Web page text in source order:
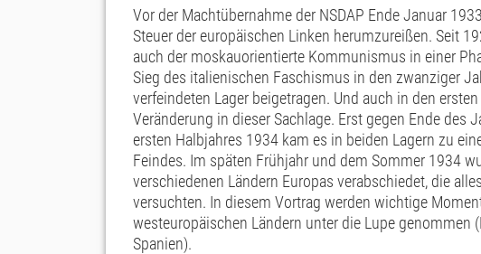
Vor der Machtübernahme der NSDAP Ende Januar
Steuer der europäischen Linken herumzureißen. Seit
auch der moskauorientierte Kommunismus in einer
Sieg des italienischen Faschismus in den zwanziger
verfeindeten Lager beigetragen. Und auch in den
Veränderung in dieser Sachlage. Erst gegen Ende
ersten Halbjahres 1934 kam es in beiden Lagern zu
Feindes. Im späten Frühjahr und dem Sommer 1934
verschiedenen Ländern Europas verabschiedet, die
versuchten. In diesem Vortrag werden wichtige
westeuropäischen Ländern unter die Lupe genommen
Spanien).